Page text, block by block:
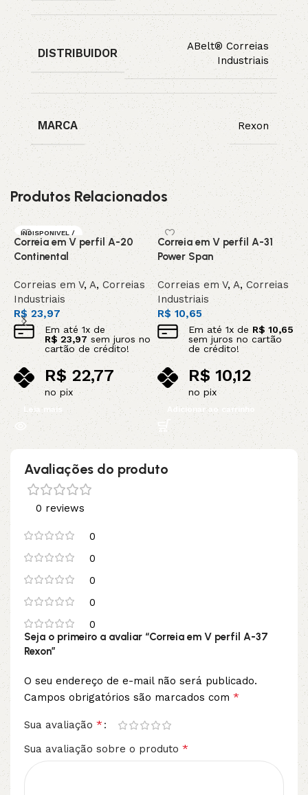
DISTRIBUIDOR
ABelt® Correias
Industriais
MARCA Rexon
Produtos Relacionados
INDISPONIVEL /
SOB ENCOMEN
DA
Correia em V perfil A-20
Continental
Correias em V, A, Correias
Industriais
R$23,97
Em até 1x de
R$ 23,97 sem juros no
cartão de crédito!
R$22,77
no pix
Leia mais
Correia em V perfil A-31
Power Span
Correias em V,A,Correias
Industriais
R$10,65
Em até 1x de R$10,65
sem juros no cartão
de crédito!
R$10,12
no pix
Adicionar ao carrinho
Avaliações do produto
0 reviews
0
0
0
0
0
Seja o primeiro a avaliar “Correia em V perfil A-37
Rexon”
O seu endereço de e-mail não será publicado.
Campos obrigatórios são marcados com *
Sua avaliação *
Sua avaliação sobre o produto *